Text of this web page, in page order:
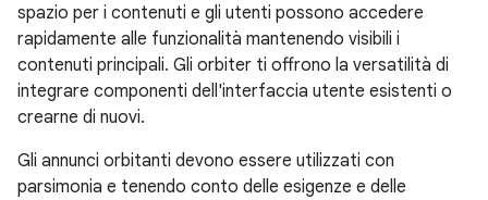
spazio per i contenuti e gli utenti possono accedere
rapidamente alle funzionalità mantenendo visibili i
contenuti principali. Gli orbiter ti offrono la versatilità di
integrare componenti dell'interfaccia utente esistenti o
crearne di nuovi.
Gli annunci orbitanti devono essere utilizzati con
parsimonia e tenendo conto delle esigenze e delle